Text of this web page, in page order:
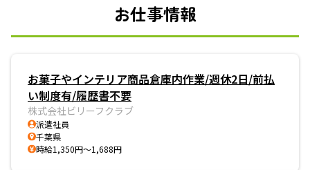
お仕事情報
お菓子やインテリア商品倉庫内作業/週休2日/前払
い制度有/履歴書不要
株式会社ビリーフクラブ
派遣社員
千葉県
時給1,350円～1,688円